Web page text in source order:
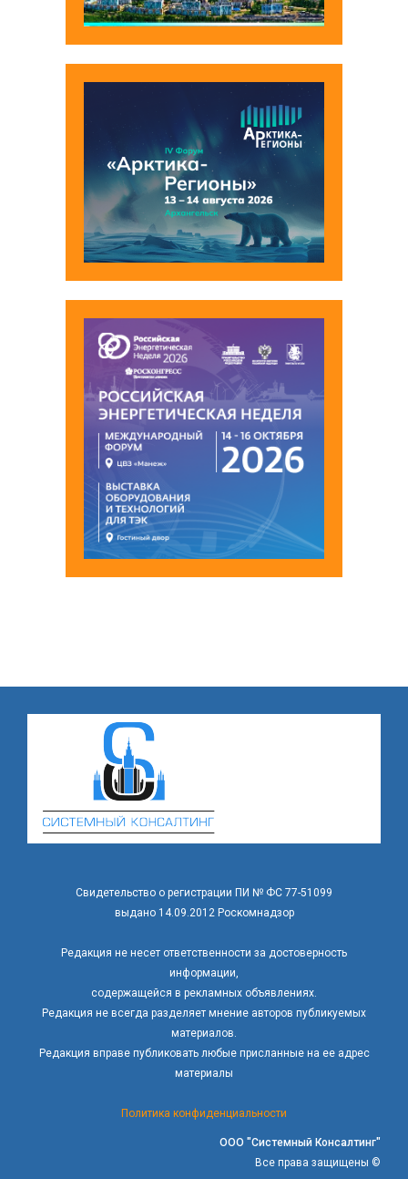
Свидетельство о регистрации ПИ № ФС 77-51099
выдано 14.09.2012 Роскомнадзор
Редакция не несет ответственности за достоверность
информации,
содержащейся в рекламных объявлениях.
Редакция не всегда разделяет мнение авторов публикуемых
материалов.
Редакция вправе публиковать любые присланные на ее адрес
материалы
Политика конфиденциальности
ООО "Системный Консалтинг"
Все права защищены ©